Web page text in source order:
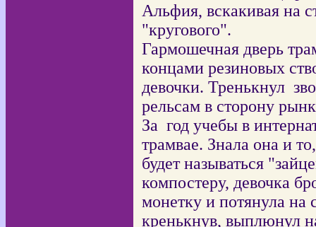
Альфия, вскакивая на
"кругового".
Гармошечная дверь
концами резиновых
девочки. Тренькнул
рельсам в сторону
За год учебы в
трамвае. Знала она и
будет называться
компостеру, девочка
монетку и потянула на
кренькнув, выплюнул